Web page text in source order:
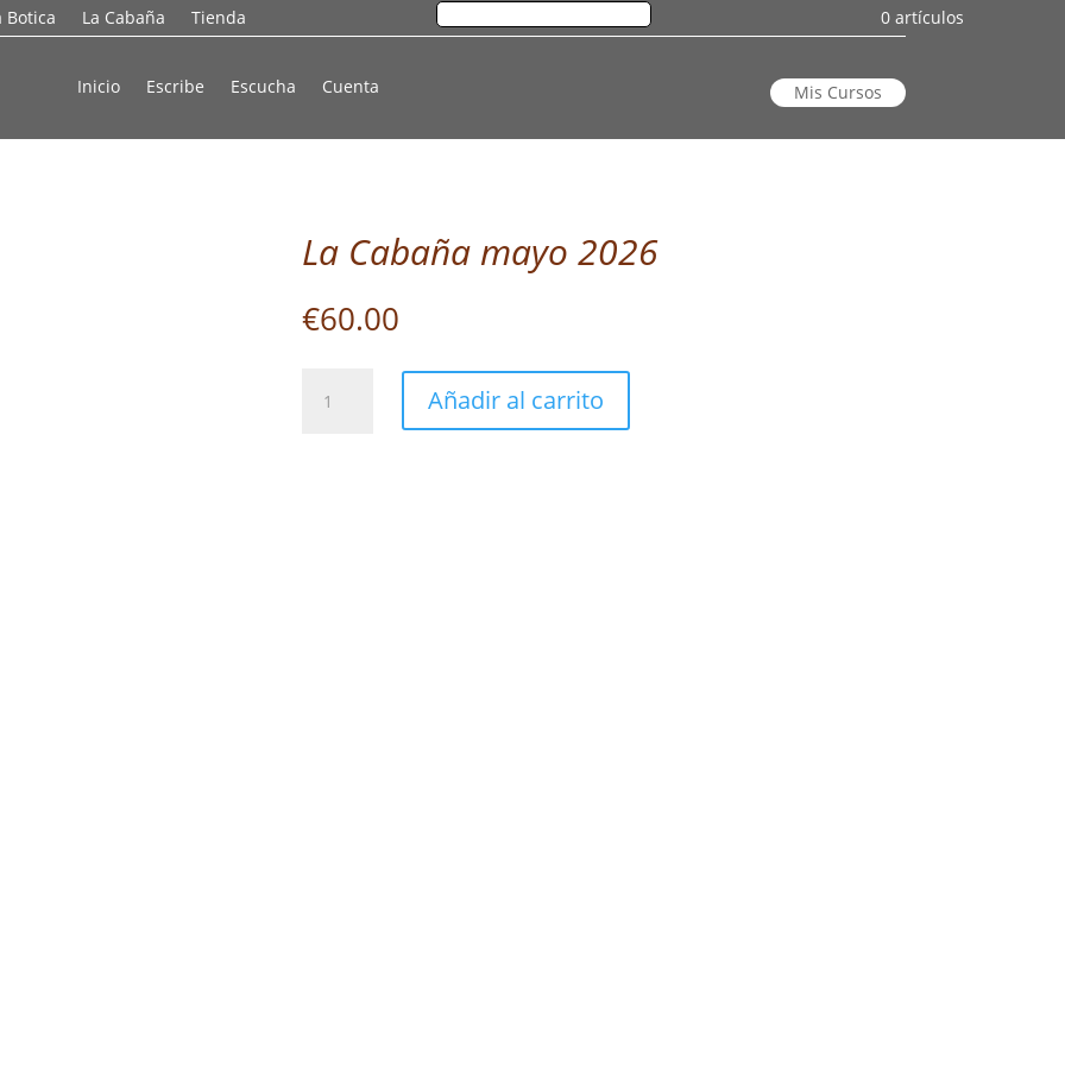
Botica La Cabaña Tienda 0 artículos
Inicio Escribe Escucha Cuenta Mis Cursos
La Cabaña mayo 2026
€60.00
Cabaña
Añadir al carrito